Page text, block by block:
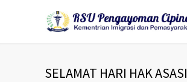
SELAMAT HARI HAK ASASI